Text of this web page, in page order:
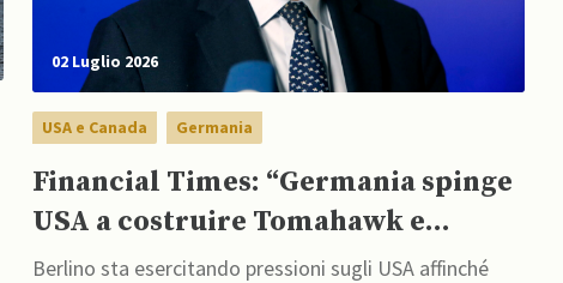
02 Luglio 2026
USA e Canada Germania
Financial Times: “Germania spinge
USA a costruire Tomahawk e
Patriot sul suolo tedesco”
Berlino sta esercitando pressioni sugli USA affinché